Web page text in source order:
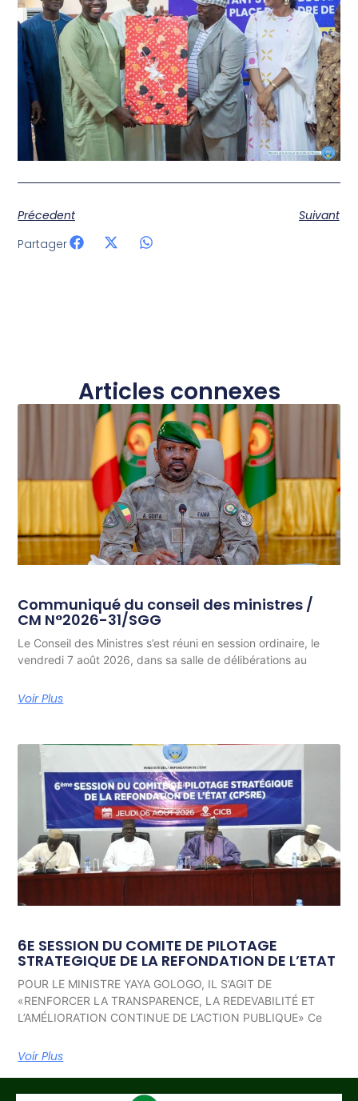
Précedent
Suivant
Partager
Articles connexes
Communiqué du conseil des ministres /
CM N°2026-31/SGG
Le Conseil des Ministres s’est réuni en session ordinaire, le
vendredi 7 août 2026, dans sa salle de délibérations au
Voir Plus
6E SESSION DU COMITE DE PILOTAGE
STRATEGIQUE DE LA REFONDATION DE L’ETAT
POUR LE MINISTRE YAYA GOLOGO, IL S’AGIT DE
«RENFORCER LA TRANSPARENCE, LA REDEVABILITÉ ET
L’AMÉLIORATION CONTINUE DE L’ACTION PUBLIQUE» Ce
Voir Plus